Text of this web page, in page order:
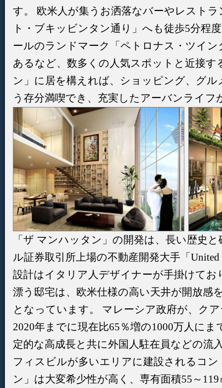
す。 欧米人が集うお洒落なバーやレスト
ト・ブキッビンタン通り」へも徒歩5分程
ールのランドマーク「ペトロナス・ツイン
あるなど、数多くの人気スポットと近接す
ン」に居を構えれば、ショッピング、グ
う存分満喫でき、充実したアーバンライ
「ザ マンハッタン」の開発は、長い歴史
ル証券取引所上場の不動産開発大手「United
設計はイタリア人デザイナーが手掛けて
漂う邸宅は、欧米仕様の高い天井が開放感
となっています。 マレーシア政府が、ク
2020年までに現在比65％増の1000万人に
定的な高成長と共に外国人駐在員などの流
フィスビルが多いエリアに建設されるコ
ン」は大変希少性が高く、専有面積55～